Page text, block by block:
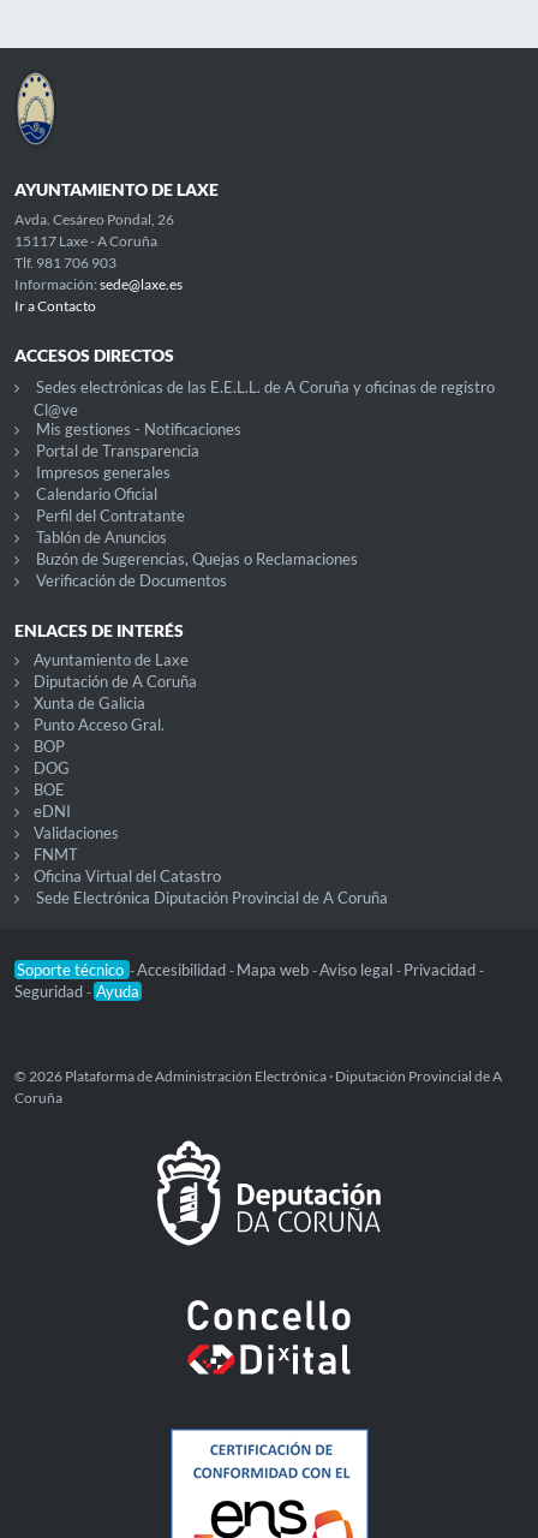
AYUNTAMIENTO DE LAXE
Avda. Cesáreo Pondal, 26
15117 Laxe - A Coruña
Tlf. 981 706 903
Información: sede@laxe.es
Ir a Contacto
ACCESOS DIRECTOS
Sedes electrónicas de las E.E.L.L. de A Coruña y oficinas de registro
Cl@ve
Mis gestiones - Notificaciones
Portal de Transparencia
Impresos generales
Calendario Oficial
Perfil del Contratante
Tablón de Anuncios
Buzón de Sugerencias, Quejas o Reclamaciones
Verificación de Documentos
ENLACES DE INTERÉS
Ayuntamiento de Laxe
Diputación de A Coruña
Xunta de Galicia
Punto Acceso Gral.
BOP
DOG
BOE
eDNI
Validaciones
FNMT
Oficina Virtual del Catastro
Sede Electrónica Diputación Provincial de A Coruña
Soporte técnico -Accesibilidad - Mapa web -Aviso legal - Privacidad -
Seguridad - Ayuda
© 2026 Plataforma de Administración Electrónica · Diputación Provincial de A
Coruña